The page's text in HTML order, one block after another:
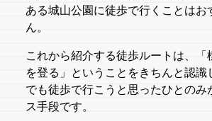
ある城山公園に徒歩で行くことはお
ん。
これから紹介する徒歩ルートは、「
を登る」ということをきちんと認識
でも徒歩で行こうと思ったひとのみ
ス手段です。